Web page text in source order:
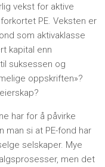
vekst for aktive
PE. Veksten er
som aktivaklasse
kapital enn
suksessen og
oppskriften»?
har for å påvirke
man si at PE-fond har
selskaper. Mye
men det